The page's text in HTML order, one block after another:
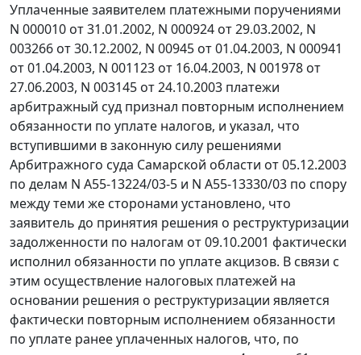
Уплаченные заявителем платежными поручениями
N 000010 от 31.01.2002, N 000924 от 29.03.2002, N
003266 от 30.12.2002, N 00945 от 01.04.2003, N 000941
от 01.04.2003, N 001123 от 16.04.2003, N 001978 от
27.06.2003, N 003145 от 24.10.2003 платежи
арбитражный суд признал повторным исполнением
обязанности по уплате налогов, и указал, что
вступившими в законную силу решениями
Арбитражного суда Самарской области от 05.12.2003
по делам N А55-13224/03-5 и N А55-13330/03 по спору
между теми же сторонами установлено, что
заявитель до принятия решения о реструктуризации
задолженности по налогам от 09.10.2001 фактически
исполнил обязанности по уплате акцизов. В связи с
этим осуществление налоговых платежей на
основании решения о реструктуризации является
фактически повторным исполнением обязанности
по уплате ранее уплаченных налогов, что, по